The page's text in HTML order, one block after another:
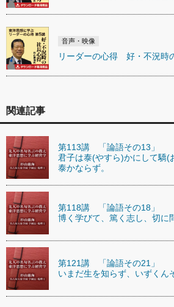
音声・映像
リーダーの心得 好・不況時
関連記事
第113講 「論語その13」
君子は泰(やすら)かにして驕(
泰かならず。
第118講 「論語その18」
博く学びて、篤く志し、切に
第121講 「論語その21」
いまだ生を知らず、いずくん